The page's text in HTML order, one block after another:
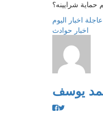
اخبار اليوم
اخبار حوادث
يوسف